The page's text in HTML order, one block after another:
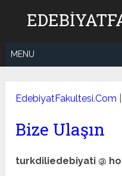
MENU
EdebiyatFakultesi.Com
Bize Ulaşın
turkdiliedebiyati @